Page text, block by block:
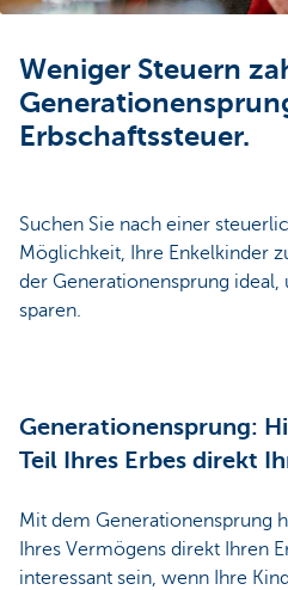
Weniger Steuern
Erbschaftssteuer.
Suchen Sie nach einer
Möglichkeit, Ihre Enkelkinder
der Generationensprung ideal,
sparen.
Generationensprung:
Teil Ihres Erbes direkt
Mit dem Generationensprung
Ihres Vermögens direkt Ihren
interessant sein, wenn Ihre